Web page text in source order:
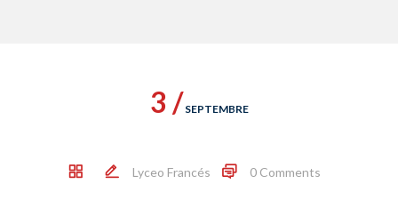
3 / SEPTEMBRE
Lyceo Francés 0 Comments